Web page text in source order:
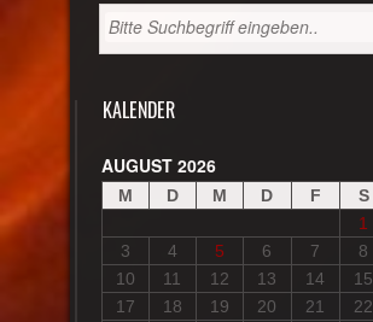
KALENDER
AUGUST 2026
M D M D F S
1
3
4 5 6 7 8
10
11 12 13 14 15
17
18 19 20 21 22